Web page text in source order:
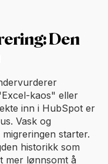
Den
kaos" eller
inn i HubSpot er
Vask og
starter.
historikk som
mer lønnsomt å